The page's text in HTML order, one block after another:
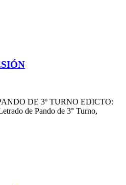
DE 3º TURNO EDICTO:
de Pando de 3° Turno,